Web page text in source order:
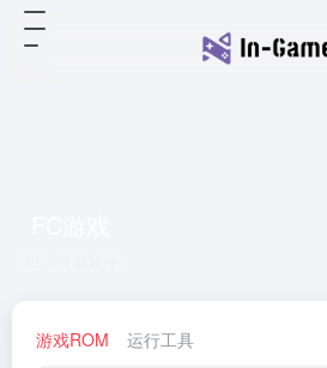
游戏ROM 运行工具